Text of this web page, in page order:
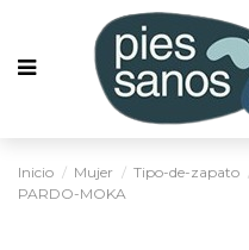
Inicio Mujer Tipo-de-zapato
PARDO-MOKA